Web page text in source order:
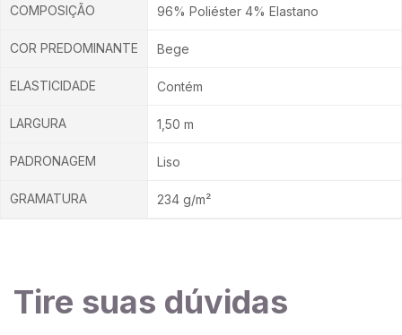
COMPOSIÇÃO 96% Poliéster 4% Elastano
COR PREDOMINANTE Bege
ELASTICIDADE Contém
LARGURA 1,50 m
PADRONAGEM Liso
GRAMATURA 234 g/m²
Tire suas dúvidas